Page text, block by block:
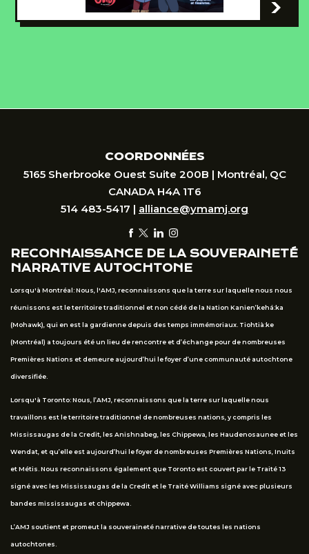
-
COORDONNÉES
5165 Sherbrooke Ouest Suite 200B | Montréal, QC
CANADA H4A 1T6
514 483-5417 | alliance@ymamj.org
RECONNAISSANCE DE LA SOUVERAINETÉ
NARRATIVE AUTOCHTONE
Lorsqu'à Montréal: Nous, l'AMJ, reconnaissons que la terre sur laquelle nous nous
réunissons est le territoire traditionnel et non cédé de la Nation Kanien’kehá:ka
(Mohawk), qui en est la gardienne depuis des temps immémoriaux. Tiohtià:ke
(Montréal) a toujours été un lieu de rencontre et d’échange pour de nombreuses
Premières Nations et demeure aujourd’hui le foyer d’une communauté autochtone
diversifiée.
Lorsqu'à Toronto: Nous, l’AMJ, reconnaissons que la terre sur laquelle nous
travaillons est le territoire traditionnel de nombreuses nations, y compris les
Mississaugas de la Credit, les Anishnabeg, les Chippewa, les Haudenosaunee et les
Wendat, et qu’elle est aujourd’hui le foyer de nombreuses Premières Nations, Inuits
et Métis. Nous reconnaissons également que Toronto est couvert par le Traité 13
signé avec les Mississaugas de la Credit et le Traité Williams signé avec plusieurs
bandes mississaugas et chippewa.
L’AMJ soutient et promeut la souveraineté narrative de toutes les nations
autochtones.